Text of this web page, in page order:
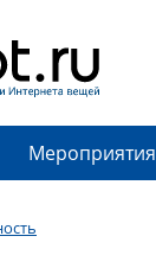
Мероприятия